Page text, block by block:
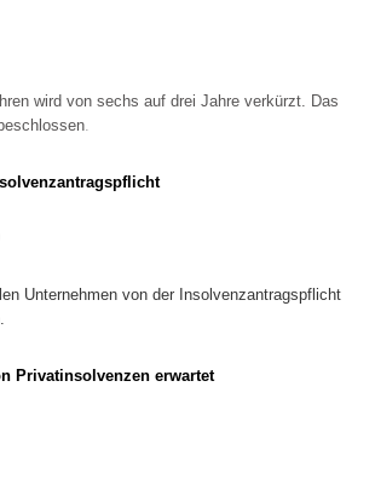
wird von sechs auf drei Jahre verkürzt. Das
.
Unternehmen von der Insolvenzantragspflicht
Privatinsolvenzen erwartet